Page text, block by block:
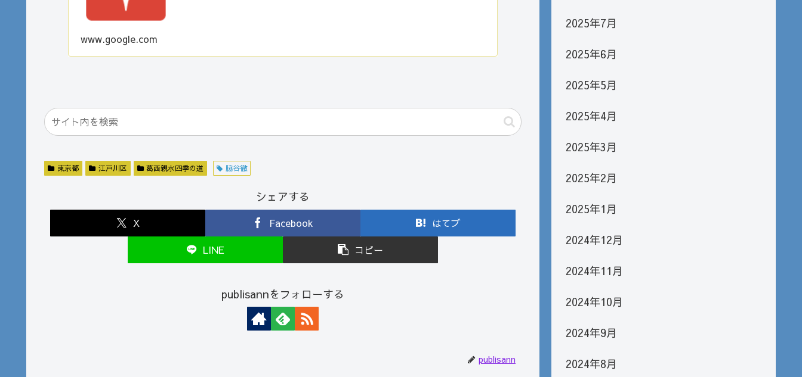
www.google.com
東京都 江戸川区 葛西親水四季の道 脇谷徹
シェアする
X Facebook はてブ
LINE コピー
publisannをフォローする
publisann
2025年7月
2025年6月
2025年5月
2025年4月
2025年3月
2025年2月
2025年1月
2024年12月
2024年11月
2024年10月
2024年9月
2024年8月